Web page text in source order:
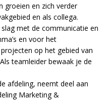
groeien en zich verder
en als collega.
met de communicatie en
en voor het
op het gebied van
teamleider bewaak je de
afdeling, neemt deel aan
Marketing &